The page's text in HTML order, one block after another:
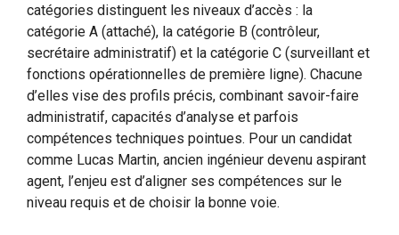
catégories distinguent les niveaux d’accès : la
catégorie A (attaché), la catégorie B (contrôleur,
secrétaire administratif) et la catégorie C (surveillant et
fonctions opérationnelles de première ligne). Chacune
d’elles vise des profils précis, combinant savoir-faire
administratif, capacités d’analyse et parfois
compétences techniques pointues. Pour un candidat
comme Lucas Martin, ancien ingénieur devenu aspirant
agent, l’enjeu est d’aligner ses compétences sur le
niveau requis et de choisir la bonne voie.